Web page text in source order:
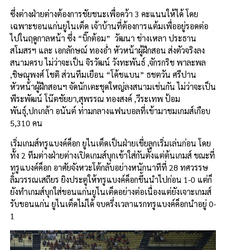
k
ซึ่งต่างฝ่ายต่างต้องการชัยชนะเพื่อคว้า 3 คะแนนให้ได้ โดย
เฉพาะขอนแก่นยูไนเต็ด เจ้าบ้านที่ต้องการแต้มเพื่ออยู่รอดต่อ
ไปในฤดูกาลหน้า ซึ่ง “บิ๊กต้อม” วัฒนา ช่างเหลา ประธาน
สโมสรฯ และ เอกลักษณ์ ทองอ่ำ หัวหน้าผู้ฝึกสอน ส่งตัวจริงลง
สนามครบ ไม่ว่าจะเป็น จิรวัฒน์ วังทะพันธ์ ,จักรกริช พาละพล
,ชิษณุพงศ์ โชติ ส่วนทีมเยือน “โค้ชแบน” ธชตวัน ศรีปาน
หัวหน้าผู้ฝึกสอนฯ จัดนักเตะชุดใหญ่ลงสนามเช่นกัน ไม่ว่าจะเป็น
พีระพัฒน์ โน๊ตชัยยา,สุพรรณ ทองสงค์ ,วีระเทพ ป้อม
พันธุ์,ปกเกล้า อนันต์ ท่ามกลางแฟนบอลที่เข้ามาชมเกมส์เกือบ
5,310 คน
เริ่มเกมส์ทรูแบงค์ค็อก ยูไนเต็ดเป็นฝ่ายเขี่ยลูกเริ่มเล่นก่อน โดย
ทั้ง 2 ทีมต่างฝ่ายต่างเปิดเกมส์บุกเข้าใส่กันตั้งแต่ต้นเกมส์ ขณะที่
ทรูแบงค์ค็อก อาศัยจังหวะโต้กลับอย่างหนักนาทีที่ 28 ทศวรรษ
ลิ้มวรรณเสถียร ยิงประตูให้ทรูแบงค์ค็อกขึ้นนำไปก่อน 1-0 แต่ก็
ยังทำเกมส์บุกใส่ขอนแก่นยูไนเต็ดอย่างต่อเนื่องแต่ยังเจาะเกมส์
รับขอนแก่น ยูไนเต็ดไม่ได้ จบครึ่งเวลาแรกทรูแบงค์ค็อกนำอยู่ 0-
1